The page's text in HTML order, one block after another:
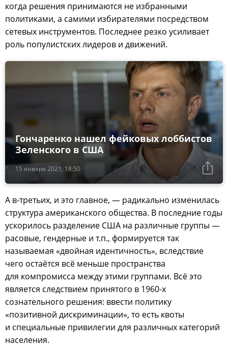
когда решения принимаются не избранными
политиками, а самими избирателями посредством
сетевых инструментов. Последнее резко усиливает
роль популистских лидеров и движений.
15 января 2021, 18:50
Гончаренко нашел фейковых лоббистов
Зеленского в США
А в-третьих, и это главное, — радикально изменилась
структура американского общества. В последние годы
ускорилось разделение США на различные группы —
расовые, гендерные и т.п., формируется так
называемая «двойная идентичность», вследствие
чего остаётся всё меньше пространства
для компромисса между этими группами. Всё это
является следствием принятого в 1960-х
сознательного решения: ввести политику
«позитивной дискриминации», то есть квоты
и специальные привилегии для различных категорий
населения.